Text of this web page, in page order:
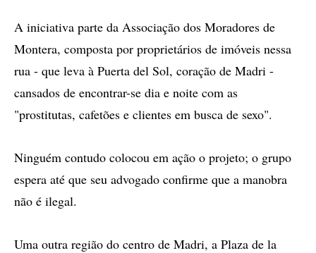
A iniciativa parte da Associação dos Moradores de
Montera, composta por proprietários de imóveis nessa
rua - que leva à Puerta del Sol, coração de Madri -
cansados de encontrar-se dia e noite com as
"prostitutas, cafetões e clientes em busca de sexo".
Ninguém contudo colocou em ação o projeto; o grupo
espera até que seu advogado confirme que a manobra
não é ilegal.
Uma outra região do centro de Madri, a Plaza de la